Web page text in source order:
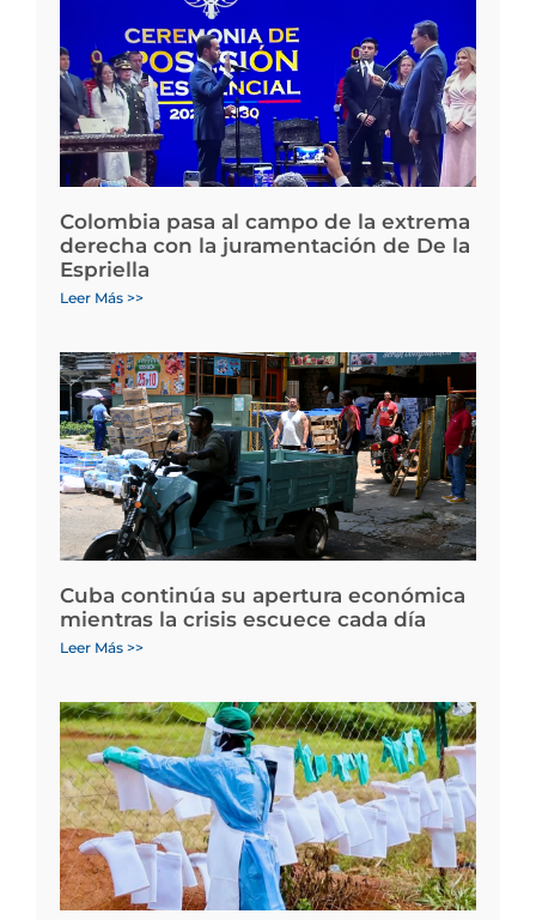
Colombia pasa al campo de la extrema
derecha con la juramentación de De la
Espriella
Leer Más >>
Cuba continúa su apertura económica
mientras la crisis escuece cada día
Leer Más >>